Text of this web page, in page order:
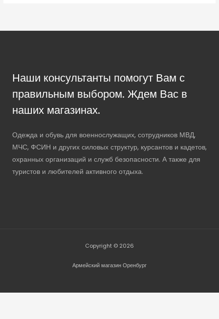
Наши консультанты помогут Вам с
правильным выбором. Ждем Вас в
наших магазинах.
Одежда и обувь для военнослужащих, сотрудников МВД,
МЧС, ФСИН и других силовых структур, курсантов и кадетов,
охранных организаций и служб безопасности. А также для
туристов и любителей активного отдыха.
Copyright © 2026
Армейский магазин Оренбург